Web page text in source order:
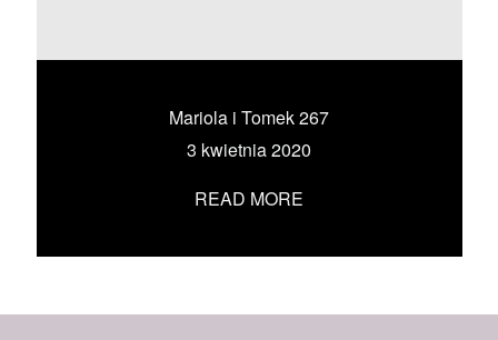
Mariola i Tomek 267
3 kwietnia 2020
READ MORE
UMÓW SIĘ ZE MNĄ →